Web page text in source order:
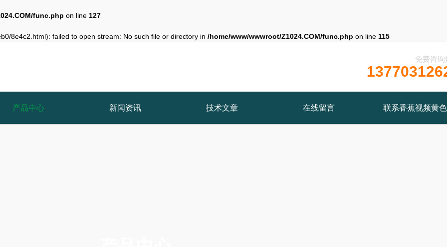
func.php on line 127
8e4c2.html): failed to open stream: No such file or directory in /home/www/wwwroot/Z1024.COM/func.php on line 115
免费咨询
产品中心 新闻资讯 技术文章 在线留言 联系香蕉视频黄色